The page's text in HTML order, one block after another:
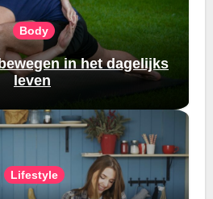
Body
in het dagelijks
leven
Lifestyle